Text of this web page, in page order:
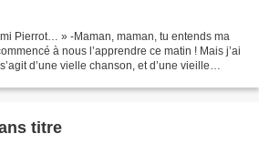
Pierrot… » -Maman, maman, tu entends ma
à nous l’apprendre ce matin ! Mais j’ai
d’une vielle chanson, et d’une vieille
titre